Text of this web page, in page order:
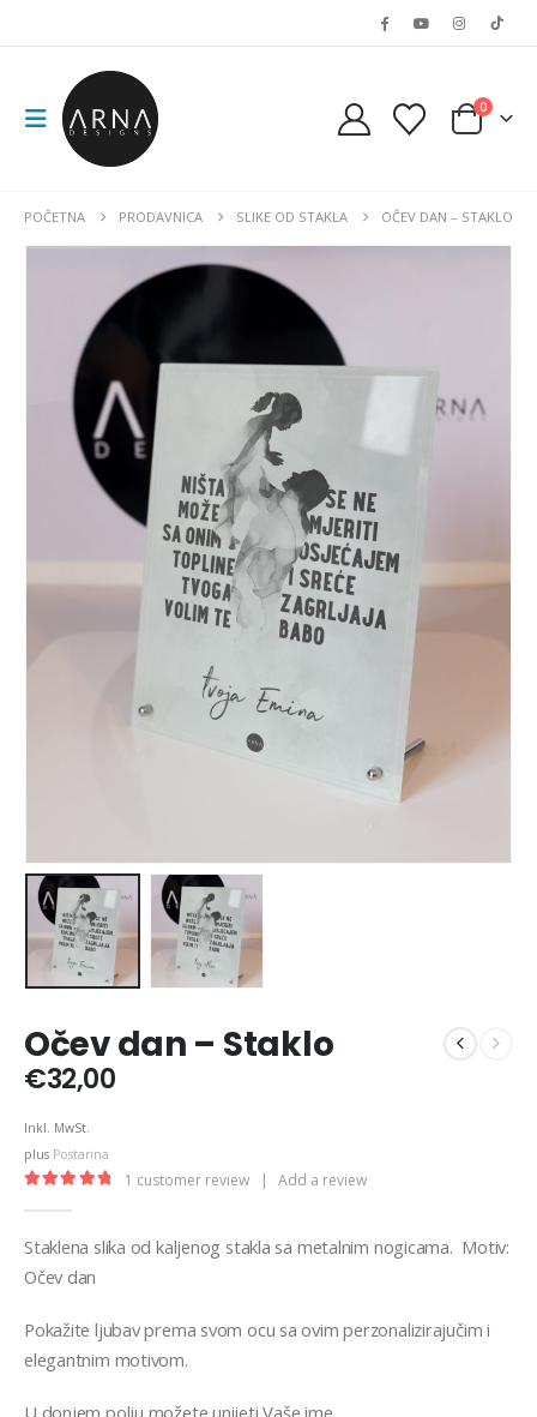
0
POČETNA PRODAVNICA SLIKE OD STAKLA OČEV DAN – STAKLO
Očev dan – Staklo
€32,00
Inkl. MwSt.
plus Postarina
1 customer review | Add a review
Staklena slika od kaljenog stakla sa metalnim nogicama. Motiv:
Očev dan
Pokažite ljubav prema svom ocu sa ovim perzonalizirajučim i
elegantnim motivom.
U donjem polju možete unijeti Vaše ime.